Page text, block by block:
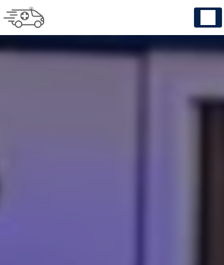
Panneau de gestion des cookies